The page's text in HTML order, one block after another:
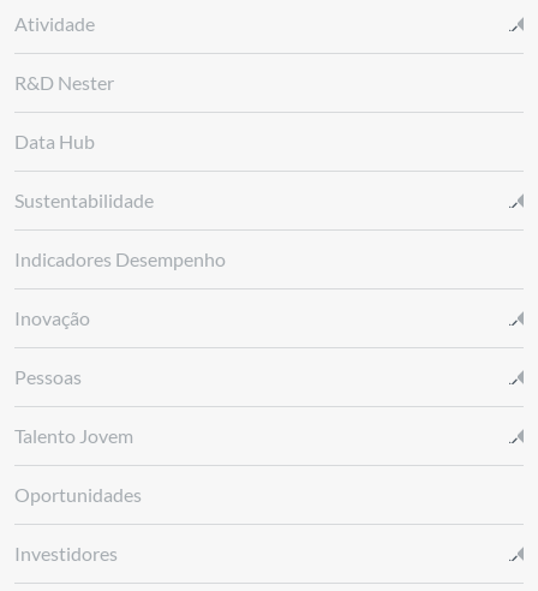
Atividade
R&D Nester
Data Hub
Sustentabilidade
Indicadores Desempenho
Inovação
Pessoas
Talento Jovem
Oportunidades
Investidores